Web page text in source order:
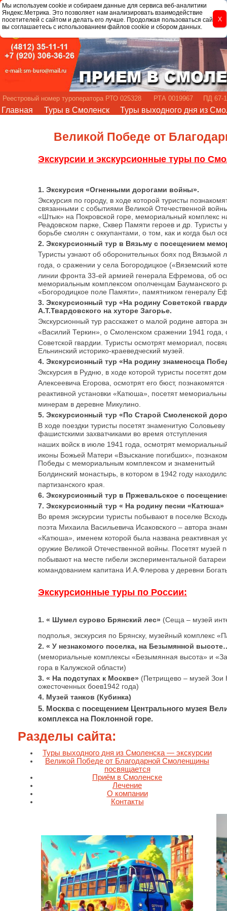
Реестровый номер туроператора РТО 025328 РТА 0019967 ПД 67-
Главная Туры в Смоленск Туры выходного дня из
Великой Победе от
Экскурсии и экскурсионные туры по
1. Экскурсия «Огненными дорогами войны».
Экскурсия по городу, в ходе которой туристы
связанными с событиями Великой Отечественной
«Штык» на Покровской горе, мемориальный комплекс
Реадовском парке, Сквер Памяти героев и др.
борьбе смолян с оккупантами, о том, как и когда был
2. Экскурсионный тур в Вязьму с посещением
Туристы узнают об оборонительных боях под Вязьмой
года, о сражении у села Богородицкое («Вяземский
линии фронта 33-ей армией генерала Ефремова, об
мемориальным комплексом ополченцам Бауманского
«Богородицкое поле Памяти», памятником генералу
3. Экскурсионный тур «На родину Советской
А.Т.Твардовского на хуторе Загорье.
Экскурсионный тур расскажет о малой родине автора
«Василий Теркин», о Смоленском сражении 1941
Советской гвардии. Туристы осмотрят мемориал,
Ельнинский историко-краеведческий музей.
4. Экскурсионный тур «На родину знаменосца
Экскурсия в Рудню, в ходе которой туристы посетят
Алексеевича Егорова, осмотрят его бюст,
реактивной установки «Катюша», посетят
минерам в деревне Микулино.
5. Экскурсионный тур «По Старой Смоленской
В ходе поездки туристы посетят знаменитую
фашистскими захватчиками во время отступления
наших войск в июле 1941 года, осмотрят
иконы Божьей Матери «Взыскание погибших»,
Победы с мемориальным комплексом и знаменитый
Болдинский монастырь, в котором в 1942 году
партизанского края.
6. Экскурсионный тур в Пржевальское с
7. Экскурсионный тур « На родину песни «Катюша»
Во время экскурсии туристы побывают в поселке
поэта Михаила Васильевича Исаковского – автора
«Катюша», именем которой была названа реактивная
оружие Великой Отечественной войны. Посетят музей
побывают на месте гибели экспериментальной
командованием капитана И.А.Флерова у деревни
Экскурсионные туры по России:
1. « Шумел сурово Брянский лес» (Сеща – музей
подполья, экскурсия по Брянску, музейный комплекс
2. « У незнакомого поселка, на Безымянной
(мемориальные комплексы «Безымянная высота» и
гора в Калужской области)
3. « На подступах к Москве» (Петрищево – музей Зои
ожесточенных боев1942 года)
4. Музей танков (Кубинка)
5. Москва с посещением Центрального музея
комплекса на Поклонной горе.
Разделы сайта:
Туры выходного дня из Смоленска — экскурсии
Великой Победе от Благодарной Смоленщины
посвящается
Приём в Смоленске
Лечение
О компании
Контакты
Мы используем cookie и собираем данные для сервиса веб-аналитики
Яндекс.Метрика. Это позволяет нам анализировать взаимодействие
посетителей с сайтом и делать его лучше. Продолжая пользоваться сайтом,
вы соглашаетесь с использованием файлов cookie и сбором данных.